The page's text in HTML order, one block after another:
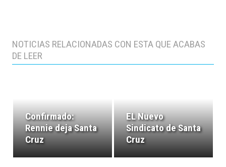
NOTICIAS RELACIONADAS CON ESTA QUE ACABAS
DE LEER
Confirmado:
Rennie deja Santa
Cruz
EL Nuevo
Sindicato de Santa
Cruz